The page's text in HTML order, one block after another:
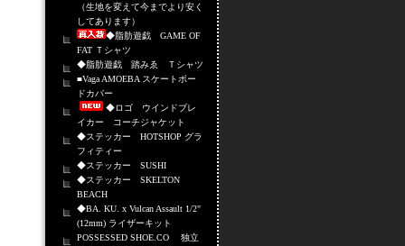
（生地を変えて今までより安く
してあります）
◆脂肪遊戯 GAME OF
FAT Ｔシャツ
◆脂肪遊戯 踏みゑ Ｔシャツ
■Vaga AMOEBA スケートボー
ドカバー
◆ロゴ ウインドブレ
イカー コーチジャケット
◆ステッカー HOTSHOP グラ
フィティー
◆ステッカー SUSHI
◆ステッカー SKELTON
BEACH
◆BA. KU. x Vulcan Assault 1/2"
(12mm) ライザーキット
POSSESSED SHOE.CO 独立